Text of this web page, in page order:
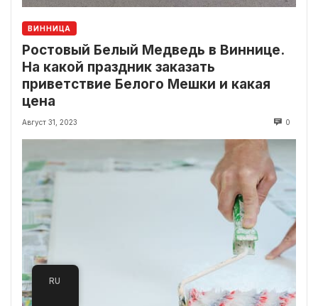
ВИННИЦА
Ростовый Белый Медведь в Виннице.
На какой праздник заказать
приветствие Белого Мешки и какая
цена
Август 31, 2023 0
RU